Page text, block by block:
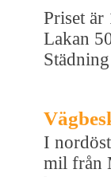
Priset är
Lakan
I
mil från